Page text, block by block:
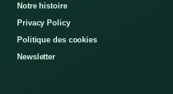
Notre histoire
Privacy Policy
Politique des cookies
Newsletter